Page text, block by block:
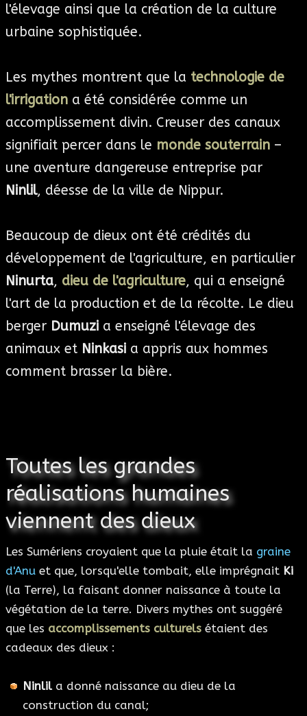
l'élevage ainsi que la création de la culture
urbaine sophistiquée.
Les mythes montrent que la technologie de
l'irrigation a été considérée comme un
accomplissement divin. Creuser des canaux
signifiait percer dans le monde souterrain –
une aventure dangereuse entreprise par
Ninlil, déesse de la ville de Nippur.
Beaucoup de dieux ont été crédités du
développement de l'agriculture, en particulier
Ninurta, dieu de l'agriculture, qui a enseigné
l'art de la production et de la récolte. Le dieu
berger Dumuzi a enseigné l'élevage des
animaux et Ninkasi a appris aux hommes
comment brasser la bière.
Toutes les grandes
réalisations humaines
viennent des dieux
Les Sumériens croyaient que la pluie était la graine
d'Anu et que, lorsqu'elle tombait, elle imprégnait Ki
(la Terre), la faisant donner naissance à toute la
végétation de la terre. Divers mythes ont suggéré
que les accomplissements culturels étaient des
cadeaux des dieux :
Ninlil a donné naissance au dieu de la
construction du canal;